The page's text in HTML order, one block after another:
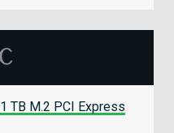
TB M.2 PCI Express